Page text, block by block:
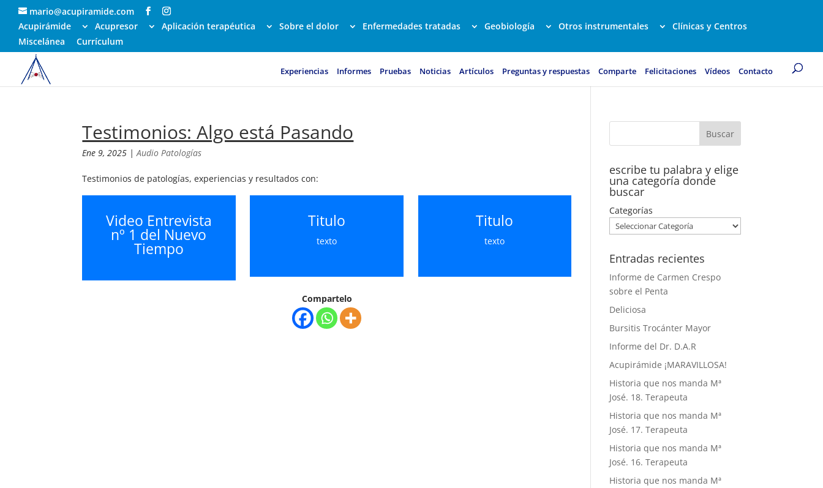
mario@acupiramide.com
Acupirámide
Acupresor Aplicación terapéutica Sobre el dolor Enfermedades tratadas Geobiología Otros instrumentales
Clínicas y Centros
Miscelánea
Currículum
Experiencias Informes Pruebas Noticias Artículos Preguntas y respuestas Comparte Felicitaciones Vídeos Contacto
Testimonios: Algo está Pasando
Ene 9, 2025 |Audio Patologías
Testimonios de patologías, experiencias y resultados con:
Video Entrevista
nº 1 del Nuevo
Tiempo
Titulo
texto
Titulo
texto
Compartelo
escribe tu palabra y elige
una categoría donde
buscar
Categorías
Entradas recientes
Informe de Carmen Crespo
sobre el Penta
Deliciosa
Bursitis Trocánter Mayor
Informe del Dr. D.A.R
Acupirámide ¡MARAVILLOSA!
Historia que nos manda Mª
José. 18. Terapeuta
Historia que nos manda Mª
José. 17. Terapeuta
Historia que nos manda Mª
José. 16. Terapeuta
Historia que nos manda Mª